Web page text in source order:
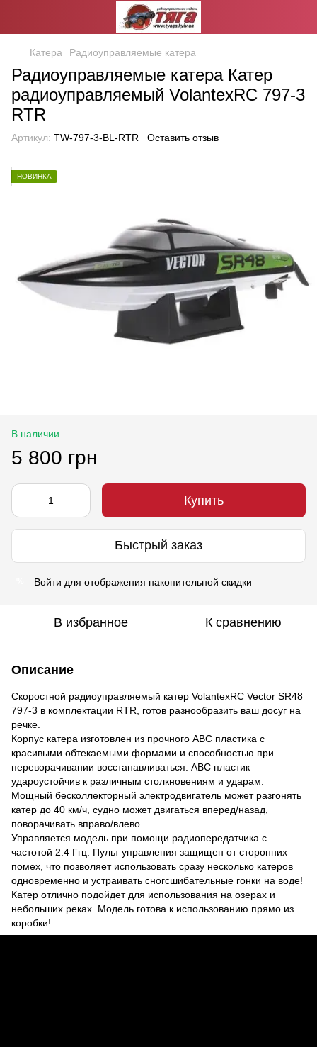
Катера Радиоуправляемые катера
Радиоуправляемые катера Катер
радиоуправляемый VolantexRC 797-3
RTR
Артикул: TW-797-3-BL-RTR Оставить отзыв
НОВИНКА
В наличии
5 800 грн
Купить
Быстрый заказ
Войти для отображения накопительной скидки
В избранное К сравнению
Описание
Скоростной радиоуправляемый катер VolantexRC Vector SR48
797-3 в комплектации RTR, готов разнообразить ваш досуг на
речке.
Корпус катера изготовлен из прочного ABC пластика с
красивыми обтекаемыми формами и способностью при
переворачивании восстанавливаться. ABC пластик
удароустойчив к различным столкновениям и ударам.
Мощный бесколлекторный электродвигатель может разгонять
катер до 40 км/ч, судно может двигаться вперед/назад,
поворачивать вправо/влево.
Управляется модель при помощи радиопередатчика с
частотой 2.4 Ггц. Пульт управления защищен от сторонних
помех, что позволяет использовать сразу несколько катеров
одновременно и устраивать сногсшибательные гонки на воде!
Катер отлично подойдет для использования на озерах и
небольших реках. Модель готова к использованию прямо из
коробки!